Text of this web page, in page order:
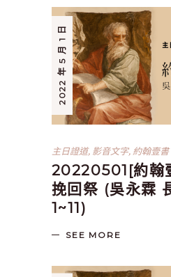
2022 年 5 月 1 日
主日證道, 影音文字, 約翰壹書
20220501[約翰
挽回祭 (吳永霖
1~11)
SEE MORE